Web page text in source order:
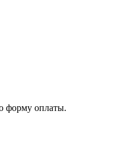
форму оплаты.